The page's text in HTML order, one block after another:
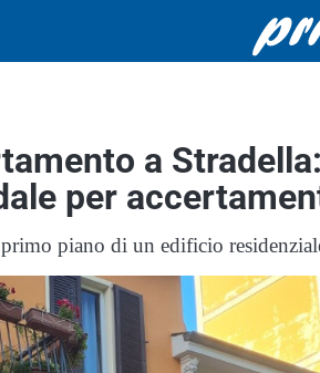
a
per
piano di un edificio